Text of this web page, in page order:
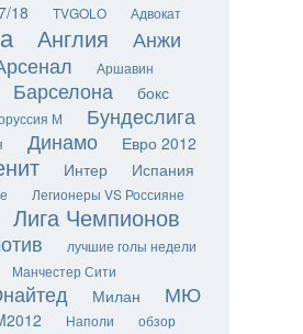
18 TVGOLO Адвокат
Англия Анжи
Аршавин
Барселона
бокс
М Бундеслига
Динамо
Евро 2012
Интер
Испания
Легионеры VS Россияне
Лига Чемпионов
лучшие голы недели
Манчестер Сити
Милан МЮ
Наполи
обзор